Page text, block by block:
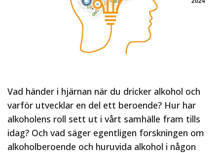
Vad händer i hjärnan när du dricker alkohol och
varför utvecklar en del ett beroende? Hur har
alkoholens roll sett ut i vårt samhälle fram tills
idag? Och vad säger egentligen forskningen om
alkoholberoende och huruvida alkohol i någon